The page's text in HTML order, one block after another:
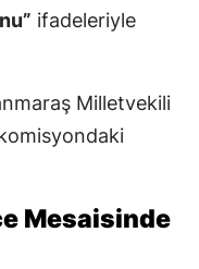
ifadeleriyle
Milletvekili
Mesaisinde